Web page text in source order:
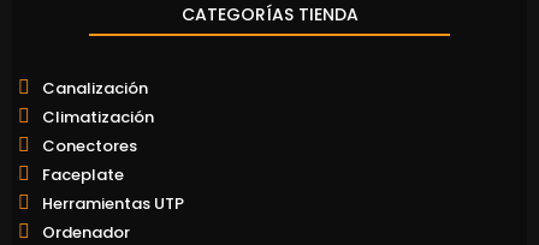
CATEGORÍAS TIENDA
Canalización
Climatización
Conectores
Faceplate
Herramientas UTP
Ordenador